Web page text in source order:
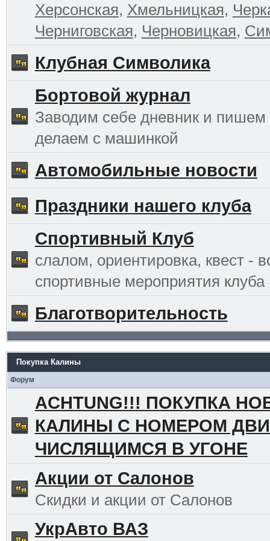
Херсонская, Хмельницкая,
Черниговская, Черновицкая,
Клубная Символика
Бортовой журнал
Заводим себе дневник и пишем
делаем с машинкой
Автомобильные новости
Праздники нашего клуба
Спортивный Клуб
слалом, ориентировка, квест -
спортивные мероприятия клуба
Благотворительность
Покупка Калины
Форум
ACHTUNG!!! ПОКУПКА
КАЛИНЫ С НОМЕРОМ
ЧИСЛЯЩИМСЯ В УГОНЕ
Акции от Салонов
Скидки и акции от Салонов
УкрАвто ВАЗ